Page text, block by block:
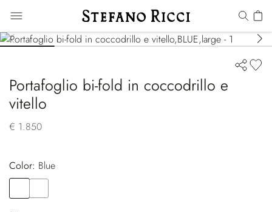
Portafoglio bi-fold in coccodrillo e
vitello
€ 1.850
Color:
blue